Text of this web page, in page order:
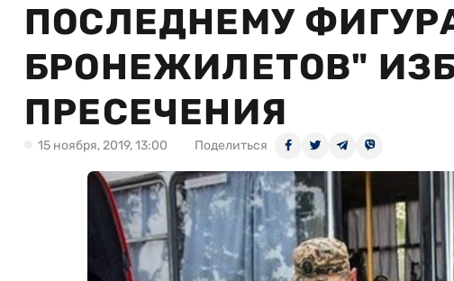
ПОСЛЕДНЕМУ
БРОНЕЖИЛЕТОВ"
ПРЕСЕЧЕНИЯ
15 ноября, 2019, 13:00 Поделиться